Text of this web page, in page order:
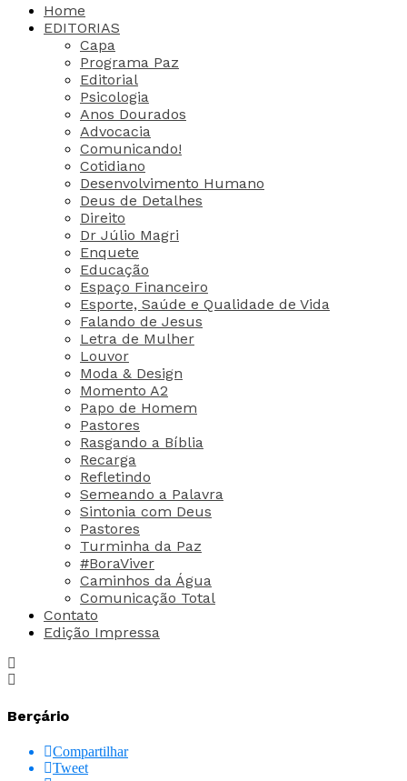
Home
EDITORIAS
Capa
Programa Paz
Editorial
Psicologia
Anos Dourados
Advocacia
Comunicando!
Cotidiano
Desenvolvimento Humano
Deus de Detalhes
Direito
Dr Júlio Magri
Enquete
Educação
Espaço Financeiro
Esporte, Saúde e Qualidade de Vida
Falando de Jesus
Letra de Mulher
Louvor
Moda & Design
Momento A2
Papo de Homem
Pastores
Rasgando a Bíblia
Recarga
Refletindo
Semeando a Palavra
Sintonia com Deus
Pastores
Turminha da Paz
#BoraViver
Caminhos da Água
Comunicação Total
Contato
Edição Impressa
Berçário
Compartilhar
Tweet